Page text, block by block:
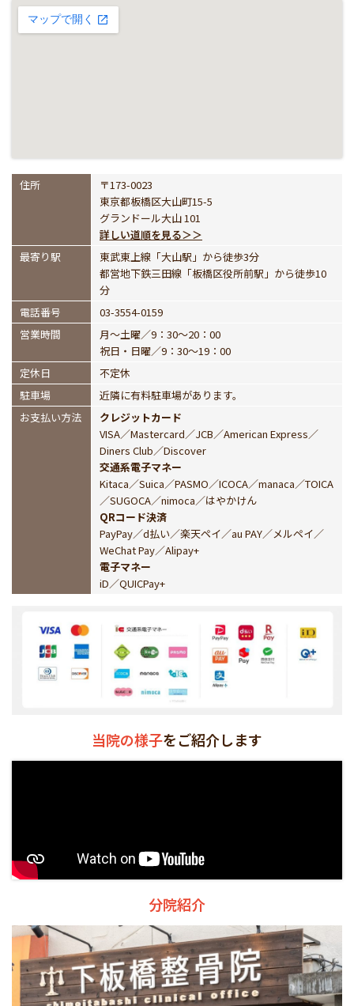
住所
〒173-0023
東京都板橋区大山町15-5
グランドール大山 101
詳しい道順を見る＞＞
最寄り駅
東武東上線「大山駅」から徒歩3分
都営地下鉄三田線「板橋区役所前駅」から徒歩10
分
電話番号
03-3554-0159
営業時間
月～土曜／9：30～20：00
祝日・日曜／9：30～19：00
定休日
不定休
駐車場
近隣に有料駐車場があります。
お支払い方法
クレジットカード
VISA／Mastercard／JCB／American Express／
Diners Club／Discover
交通系電子マネー
Kitaca／Suica／PASMO／ICOCA／manaca／TOICA
／SUGOCA／nimoca／はやかけん
QRコード決済
PayPay／d払い／楽天ペイ／au PAY／メルペイ／
WeChat Pay／Alipay+
電子マネー
iD／QUICPay+
当院の様子をご紹介します
分院紹介